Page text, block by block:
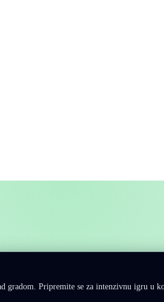
gradom. Pripremite se za intenzivnu igru u